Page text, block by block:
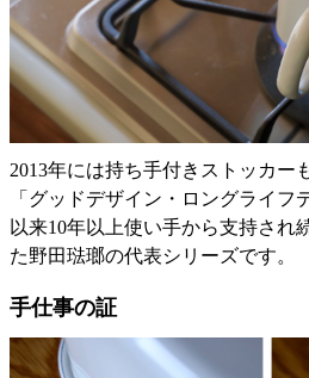
2013年には持ち手付きストッカー
「グッドデザイン・ロングライフ
以来10年以上使い手から支持され
た野田琺瑯の代表シリーズです。
手仕事の証